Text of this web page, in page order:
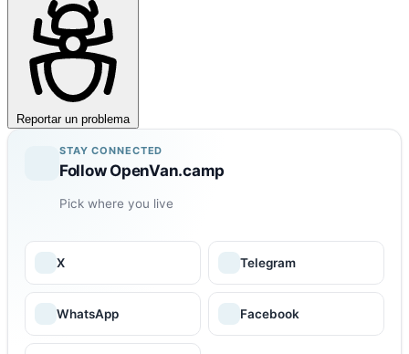
Reportar un problema
STAY CONNECTED
Follow OpenVan.camp
Pick where you live
X Telegram
WhatsApp Facebook